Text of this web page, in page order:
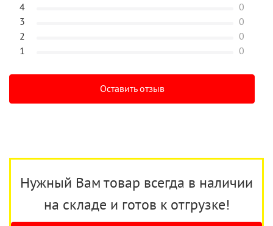
4
0
3
0
2
0
1
0
Оставить отзыв
Нужный Вам товар всегда в наличии
на складе и готов к отгрузке!